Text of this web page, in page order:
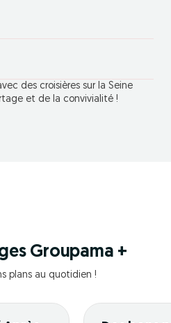
des croisières sur la Seine
et de la convivialité !
Groupama +
plans au quotidien !